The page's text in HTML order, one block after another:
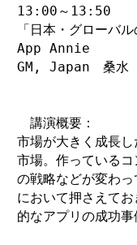
13:00～13:50
「日本・グローバ
App Annie
講演概要：
市場が大きく成長
市場。作っている
の戦略などが変わ
において押さえて
的なアプリの成功事